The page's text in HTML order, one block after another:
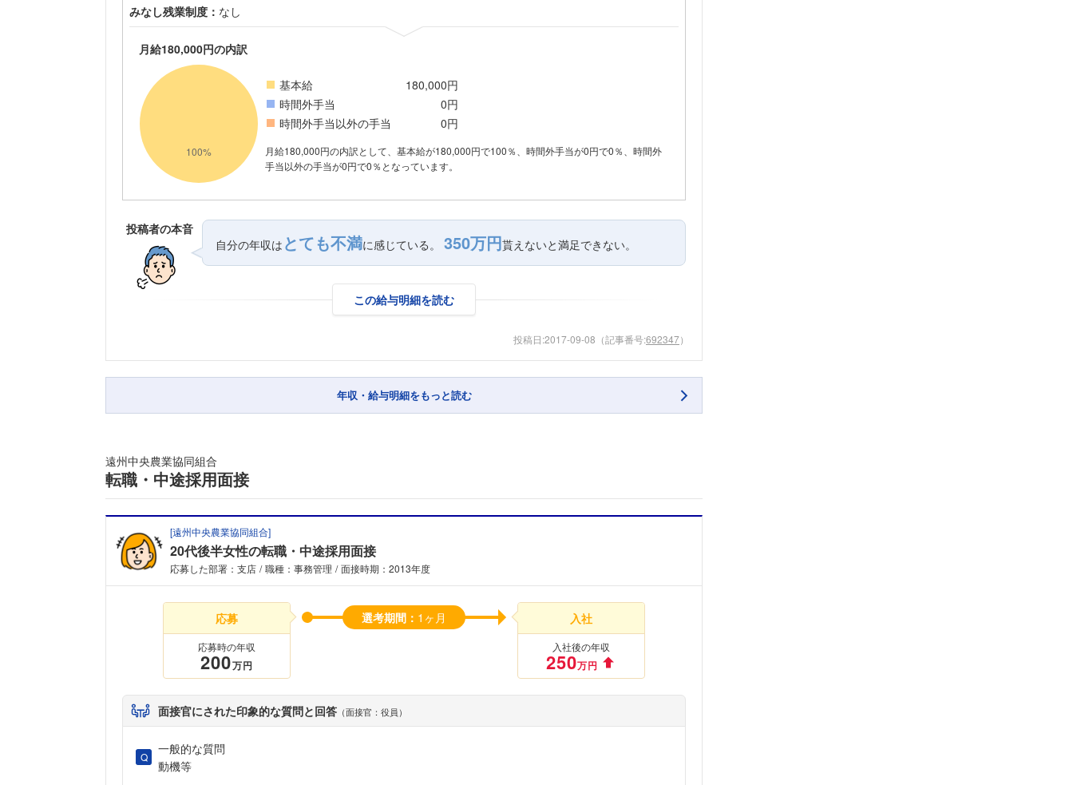
みなし残業制度： なし
月給180,000円の内訳
基本給
180,000円
時間外手当
0円
時間外手当以外の手当
0円
月給180,000円の内訳として、基本給が180,000円で100％、時間外手当が0円で0％、時間外
手当以外の手当が0円で0％となっています。
投稿者の本音
自分の年収は とても不満に感じている。 350万円貰えないと満足できない。
この給与明細を読む
投稿日:2017-09-08 （記事番号:692347）
年収・給与明細をもっと読む
遠州中央農業協同組合
転職・中途採用面接
[遠州中央農業協同組合]
20代後半女性の転職・中途採用面接
応募した部署：支店 職種：事務管理 面接時期：2013年度
選考期間： 1ヶ月
応募
応募時の年収
200万円
入社
入社後の年収
250万円
面接官にされた印象的な質問と回答 （面接官：役員）
一般的な質問
動機等